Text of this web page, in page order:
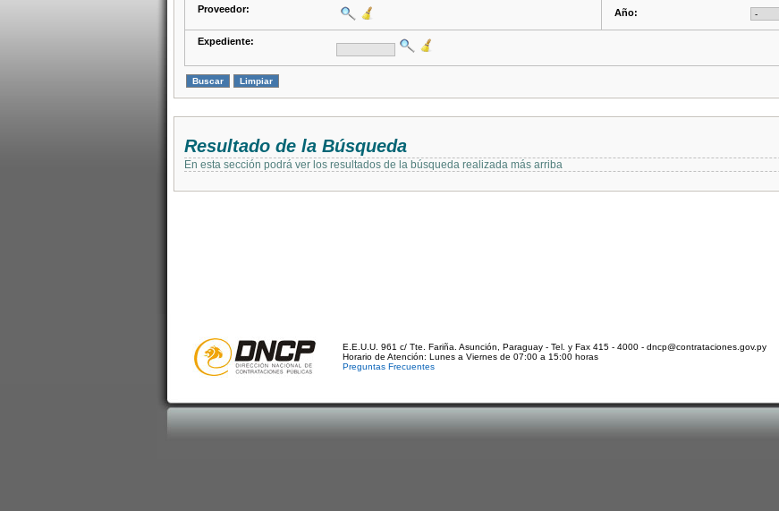
Proveedor: Año:
Expediente:
Resultado de la Búsqueda
En esta sección podrá ver los resultados de la búsqueda realizada más arriba
E.E.U.U. 961 c/ Tte. Fariña. Asunción, Paraguay - Tel. y Fax 415 - 4000 - dncp@contrataciones.gov.py
Horario de Atención: Lunes a Viernes de 07:00 a 15:00 horas
Preguntas Frecuentes